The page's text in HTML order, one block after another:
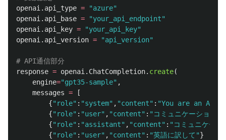
openai . api_type = "azure"
openai . api_base = "your_api_endpoint"
openai . api_key = "your_api_key"
openai . api_version = "api_version"
response = openai . ChatCompletion. create(
engine="gpt35-sample" ,
messages =
[
{" role" : "system" , "content" : "You are an AI
{" role" : "user" , "content" : " コミュニケーション
{" role" : "assistant" , "content" : " コミュニケー
{" role" : "user" , "content" : "英語に訳して "}